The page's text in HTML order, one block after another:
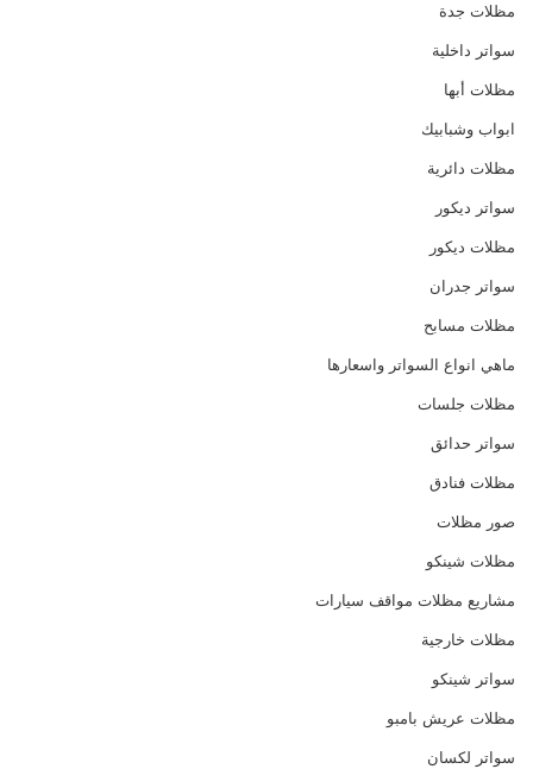
مظلات جدة
سواتر داخلية
مظلات أبها
ابواب وشبابيك
مظلات دائرية
سواتر ديكور
مظلات ديكور
سواتر جدران
مظلات مسابح
ماهي انواع السواتر واسعارها
مظلات جلسات
سواتر حدائق
مظلات فنادق
صور مظلات
مظلات شينكو
مشاريع مظلات مواقف سيارات
مظلات خارجية
سواتر شينكو
مظلات عريش بامبو
سواتر لكسان